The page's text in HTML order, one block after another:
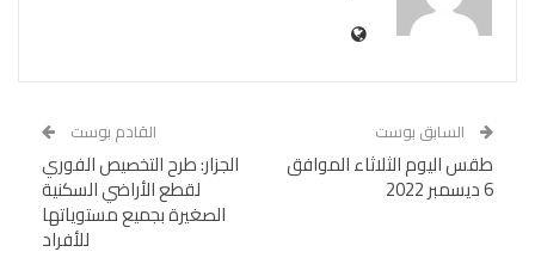
السابق بوست
طقس اليوم الثلاثاء الموافق
6 ديسمبر 2022
القادم بوست
الجزار: طرح التخصيص الفوري
لقطع الأراضي السكنية
الصغيرة بجميع مستوياتها
للأفراد